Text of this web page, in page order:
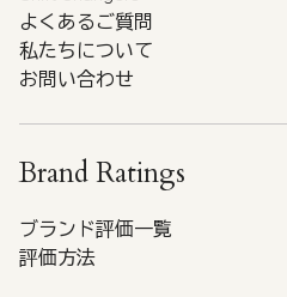
よくあるご質問
私たちについて
お問い合わせ
Brand Ratings
ブランド評価一覧
評価方法